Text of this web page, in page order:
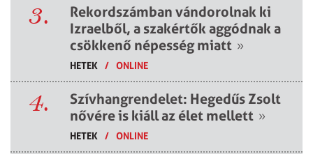
3.
Rekordszámban vándorolnak ki
Izraelből, a szakértők aggódnak a
csökkenő népesség miatt »
HETEK / ONLINE
4.
Szívhangrendelet: Hegedűs Zsolt
nővére is kiáll az élet mellett »
HETEK / ONLINE